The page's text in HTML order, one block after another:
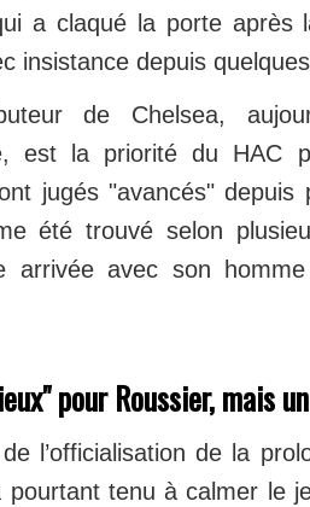
a claqué la porte après
insistance depuis
de Chelsea,
est la priorité du HAC
jugés "avancés"
été trouvé selon
arrivée avec son
pour Roussier, mais
l’officialisation de la
pourtant tenu à calmer le